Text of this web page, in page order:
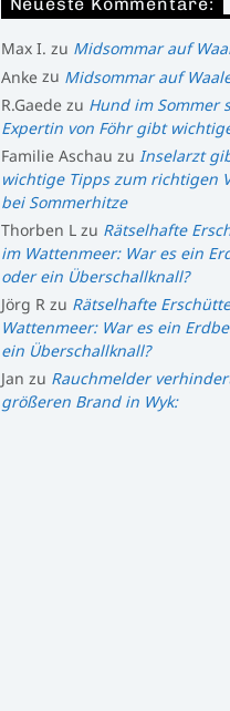
Neueste Kommentare:
Max I. zu Midsommar auf
Ankezu Midsommar auf
R.Gaedezu Hund im Sommer
Expertin von Föhr gibt
Familie Aschau zu Inselarzt
wichtige Tipps zum richtigen
bei Sommerhitze
Thorben Lzu Rätselhafte
im Wattenmeer: War es ein
oder ein Überschallknall?
Jörg Rzu Rätselhafte
Wattenmeer: War es ein
ein Überschallknall?
Jan zu Rauchmelder
größeren Brand in Wyk: